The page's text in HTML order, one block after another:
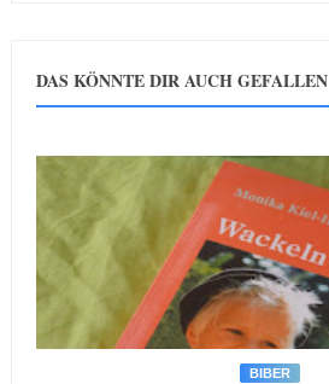
DAS KÖNNTE DIR AUCH GEFALLEN
BIBER